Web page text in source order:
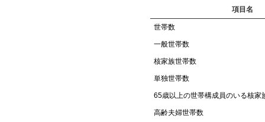
項目名
世帯数
一般世帯数
核家族世帯数
単独世帯数
65歳以上の世帯構成員のいる核家
高齢夫婦世帯数